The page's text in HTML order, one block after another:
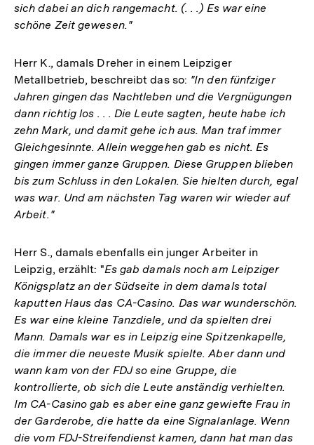
sich dabei an dich rangemacht. (. . .) Es war eine
schöne Zeit gewesen."
Herr K., damals Dreher in einem Leipziger
Metallbetrieb, beschreibt das so: "In den fünfziger
Jahren gingen das Nachtleben und die Vergnügungen
dann richtig los . . . Die Leute sagten, heute habe ich
zehn Mark, und damit gehe ich aus. Man traf immer
Gleichgesinnte. Allein weggehen gab es nicht. Es
gingen immer ganze Gruppen. Diese Gruppen blieben
bis zum Schluss in den Lokalen. Sie hielten durch, egal
was war. Und am nächsten Tag waren wir wieder auf
Arbeit."
Herr S., damals ebenfalls ein junger Arbeiter in
Leipzig, erzählt: "Es gab damals noch am Leipziger
Königsplatz an der Südseite in dem damals total
kaputten Haus das CA-Casino. Das war wunderschön.
Es war eine kleine Tanzdiele, und da spielten drei
Mann. Damals war es in Leipzig eine Spitzenkapelle,
die immer die neueste Musik spielte. Aber dann und
wann kam von der FDJ so eine Gruppe, die
kontrollierte, ob sich die Leute anständig verhielten.
Im CA-Casino gab es aber eine ganz gewiefte Frau in
der Garderobe, die hatte da eine Signalanlage. Wenn
die vom FDJ-Streifendienst kamen, dann hat man das